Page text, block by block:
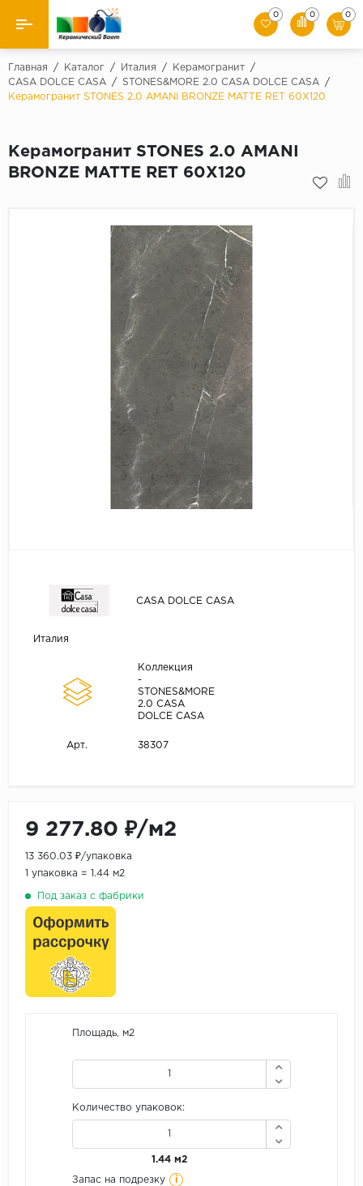
Назад
Производители
Керамогранит
Искусственный камень
0 0 0
Главная / Каталог / Италия / Керамогранит
/
CASA DOLCE CASA
/ STONES&MORE 2.0 CASA DOLCE CASA
/
Керамогранит STONES 2.0 AMANI BRONZE MATTE RET 60X120
Керамогранит STONES 2.0 AMANI
BRONZE MATTE RET 60X120
CASA DOLCE CASA
Италия
Коллекция
-
STONES&MORE
2.0 CASA
DOLCE CASA
Арт. 38307
9 277.80 ₽/м2
13 360.03 ₽/упаковка
1 упаковка = 1.44 м2
Под заказ с фабрики
Площадь, м2
Количество упаковок:
1.44 м2
Запас на подрезку i